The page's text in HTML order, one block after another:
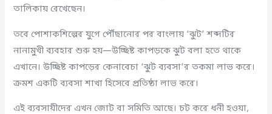
তালিকায় রেখেছেন।
তবে পোশাকশিল্পের যুগে পৌঁছানোর পর বাংলায় ‘ঝুট’ শব্দটির
নানামুখী ব্যবহার শুরু হয়—উচ্ছিষ্ট কাপড়কে ঝুট বলা হতে থাকে
এখানে। উচ্ছিষ্ট কাপড়ের কেনাবেচা ‘ঝুট ব্যবসা’র তকমা লাভ করে।
ক্রমশ একটি ব্যবসা শাখা হিসেবে প্রতিষ্ঠা লাভ করে।
এই ব্যবসায়ীদের এখন জোট বা সমিতি আছে। চট করে ধনী হওয়া,